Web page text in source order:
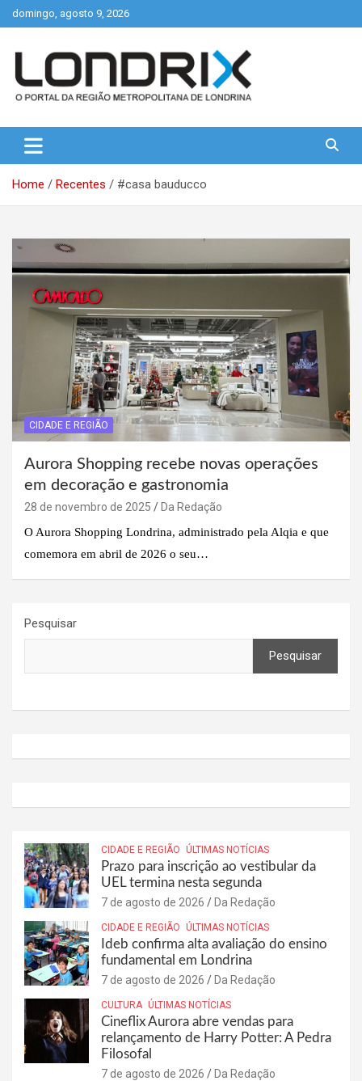
Skip
to
domingo, agosto 9, 2026
Londrix
Home Recentes #casa bauducco
CIDADE E REGIÃO
Aurora Shopping recebe novas operações
em decoração e gastronomia
28 de novembro de 2025
Da Redação
O Aurora Shopping Londrina, administrado pela Alqia e que
comemora em abril de 2026 o seu…
Pesquisar
Pesquisar
CIDADE E REGIÃO ÚLTIMAS NOTÍCIAS
Prazo para inscrição ao vestibular da
UEL termina nesta segunda
7 de agosto de 2026 Da Redação
CIDADE E REGIÃO ÚLTIMAS NOTÍCIAS
Ideb confirma alta avaliação do ensino
fundamental em Londrina
7 de agosto de 2026 Da Redação
CULTURA ÚLTIMAS NOTÍCIAS
Cineflix Aurora abre vendas para
relançamento de Harry Potter: A Pedra
Filosofal
7 de agosto de 2026 Da Redação